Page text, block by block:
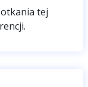
tej